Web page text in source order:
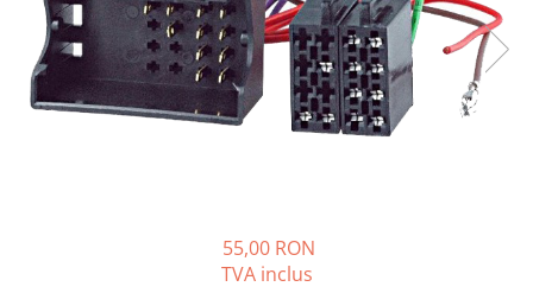
Dacia
Peugeot
55,00 RON
TVA inclus